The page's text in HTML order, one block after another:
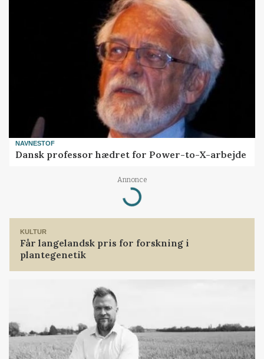
NAVNESTOF
Dansk professor hædret for Power-to-X-arbejde
Annonce
Loading...
KULTUR
Får langelandsk pris for forskning i
plantegenetik